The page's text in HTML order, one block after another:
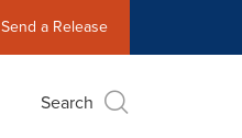
Send a Release
Search